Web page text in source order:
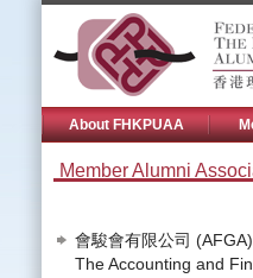
About FHKPUAA
Member Alumni
會駿會有限公司 (AFGA)
The Accounting and